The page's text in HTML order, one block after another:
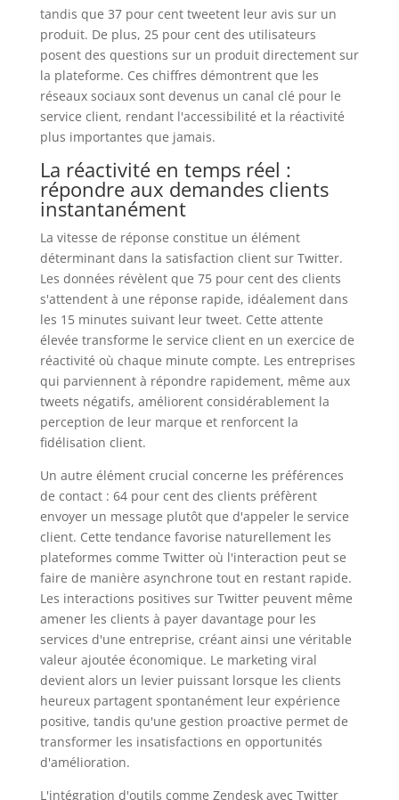
tandis que 37 pour cent tweetent leur avis sur un
produit. De plus, 25 pour cent des utilisateurs
posent des questions sur un produit directement sur
la plateforme. Ces chiffres démontrent que les
réseaux sociaux sont devenus un canal clé pour le
service client, rendant l'accessibilité et la réactivité
plus importantes que jamais.
La réactivité en temps réel :
répondre aux demandes clients
instantanément
La vitesse de réponse constitue un élément
déterminant dans la satisfaction client sur Twitter.
Les données révèlent que 75 pour cent des clients
s'attendent à une réponse rapide, idéalement dans
les 15 minutes suivant leur tweet. Cette attente
élevée transforme le service client en un exercice de
réactivité où chaque minute compte. Les entreprises
qui parviennent à répondre rapidement, même aux
tweets négatifs, améliorent considérablement la
perception de leur marque et renforcent la
fidélisation client.
Un autre élément crucial concerne les préférences
de contact : 64 pour cent des clients préfèrent
envoyer un message plutôt que d'appeler le service
client. Cette tendance favorise naturellement les
plateformes comme Twitter où l'interaction peut se
faire de manière asynchrone tout en restant rapide.
Les interactions positives sur Twitter peuvent même
amener les clients à payer davantage pour les
services d'une entreprise, créant ainsi une véritable
valeur ajoutée économique. Le marketing viral
devient alors un levier puissant lorsque les clients
heureux partagent spontanément leur expérience
positive, tandis qu'une gestion proactive permet de
transformer les insatisfactions en opportunités
d'amélioration.
L'intégration d'outils comme Zendesk avec Twitter